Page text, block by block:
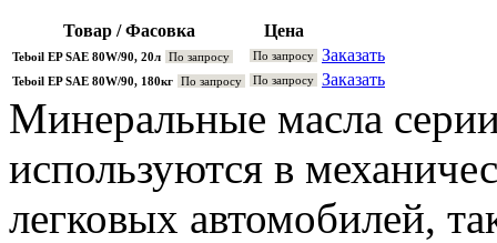
Товар / Фасовка Цена
Teboil EP SAE 80W/90, 20л По запросу По запросу Заказать
Teboil EP SAE 80W/90, 180кг По запросу По запросу Заказать
Минеральные масла
используются в
легковых автомобилей,